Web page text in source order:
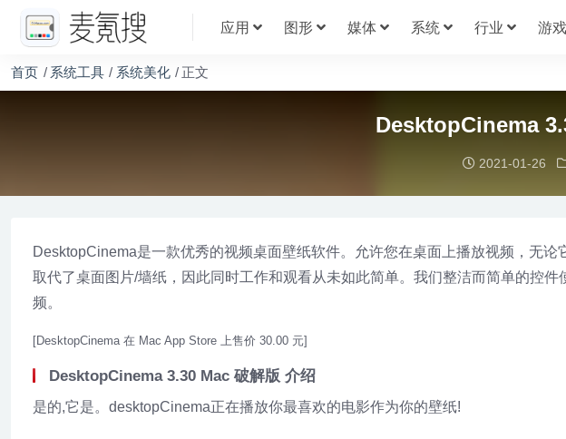
应用 图形 媒体 系统 行业 游戏
首页 系统工具 系统美化 正文
DesktopCinema
2021-01-26
DesktopCinema是一款优秀的视频桌面壁纸软件。允许您在桌面上播放视频，无
取代了桌面图片/墙纸，因此同时工作和观看从未如此简单。我们整洁而简单的控
频。
[DesktopCinema 在 Mac App Store 上售价 30.00 元]
DesktopCinema 3.30 Mac 破解版 介绍
是的,它是。desktopCinema正在播放你最喜欢的电影作为你的壁纸!